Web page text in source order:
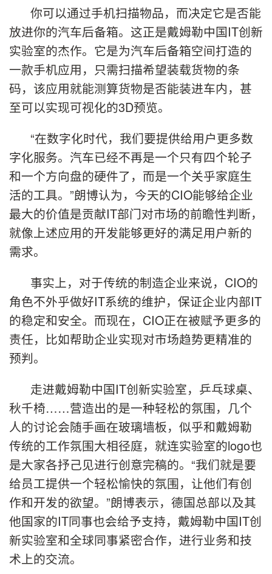
你可以通过手机扫描物品，而决定它是否能
放进你的汽车后备箱。这正是戴姆勒中国IT创新
实验室的杰作。它是为汽车后备箱空间打造的
一款手机应用，只需扫描希望装载货物的条
码，该应用就能测算货物是否能装进车内，甚
至可以实现可视化的3D预览。
“在数字化时代，我们要提供给用户更多数
字化服务。汽车已经不再是一个只有四个轮子
和一个方向盘的硬件了，而是一个关乎家庭生
活的工具。”朗博认为，今天的CIO能够给企业
最大的价值是贡献IT部门对市场的前瞻性判断，
就像上述应用的开发能够更好的满足用户新的
需求。
事实上，对于传统的制造企业来说，CIO的
角色不外乎做好IT系统的维护，保证企业内部IT
的稳定和安全。而现在，CIO正在被赋予更多的
责任，比如帮助企业实现对市场趋势更精准的
预判。
走进戴姆勒中国IT创新实验室，乒乓球桌、
秋千椅……营造出的是一种轻松的氛围，几个
人的讨论会随手画在玻璃墙板，似乎和戴姆勒
传统的工作氛围大相径庭，就连实验室的logo也
是大家各抒己见进行创意完稿的。“我们就是要
给员工提供一个轻松愉快的氛围，让他们有创
作和开发的欲望。”朗博表示，德国总部以及其
他国家的IT同事也会给予支持，戴姆勒中国IT创
新实验室和全球同事紧密合作，进行业务和技
术上的交流。